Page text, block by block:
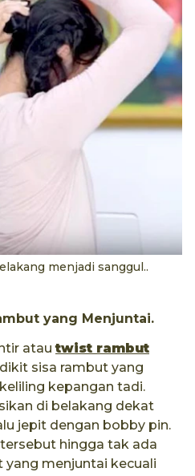
menjadi sanggul..
yang Menjuntai.
atautwist rambut
sisa rambut yang
kepangan tadi.
di belakang dekat
jepit dengan bobby pin.
hingga tak ada
yang menjuntai kecuali